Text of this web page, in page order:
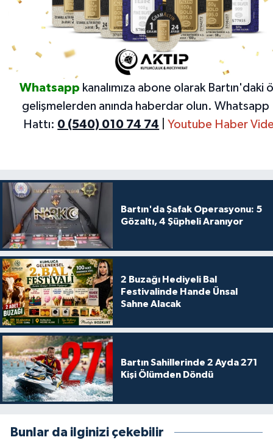
Whatsapp kanalımıza abone olarak Bartın'daki
gelişmelerden anında haberdar olun. Whatsapp
Hattı: 0 (540) 010 74 74 Youtube Haber
Bartın'da Şafak Operasyonu: 5
Gözaltı, 4 Şüpheli Aranıyor
2 Buzağı Hediyeli Bal
Festivalinde Hande Ünsal
Sahne Alacak
Bartın Sahillerinde 2 Ayda 271
Kişi Ölümden Döndü
Bunlar da ilginizi çekebilir